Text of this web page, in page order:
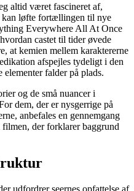
altid været fascineret af,
løfte fortællingen til nye
Everywhere All At Once
castet til tider øvede
at kemien mellem karaktererne
afspejles tydeligt i den
falder på plads.
og de små nuancer i
dem, der er nysgerrige på
anbefales en gennemgang
filmen, der forklarer baggrund